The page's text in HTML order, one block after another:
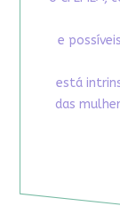
e
está
das